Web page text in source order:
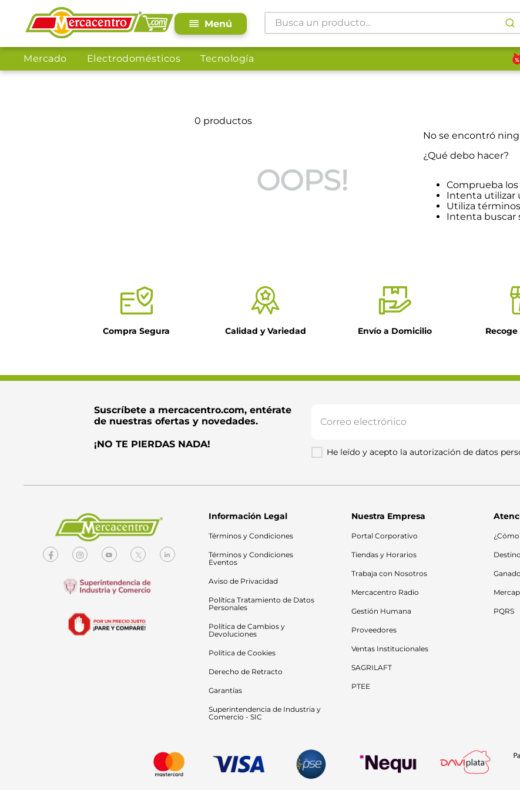
Busca un producto...
Mercado Electrodomésticos Tecnología
0 productos
OOPS!
No se encontró
¿Qué debo hacer?
Comprueba
Intenta utilizar
Utiliza
Intenta buscar
Compra Segura Calidad y Variedad Envío a Domicilio
Suscríbete a mercacentro.com, entérate
de nuestras ofertas y novedades.
¡NO TE PIERDAS NADA!
He leído y acepto la autorización de datos
Información Legal
Términos y Condiciones
Términos y Condiciones
Eventos
Aviso de Privacidad
Política Tratamiento de Datos
Personales
Política de Cambios y
Devoluciones
Política de Cookies
Derecho de Retracto
Garantías
Superintendencia de Industria y
Comercio - SIC
Nuestra Empresa
Portal Corporativo
Tiendas y Horarios
Trabaja con Nosotros
Mercacentro Radio
Gestión Humana
Proveedores
Ventas Institucionales
SAGRILAFT
PTEE
PQRS